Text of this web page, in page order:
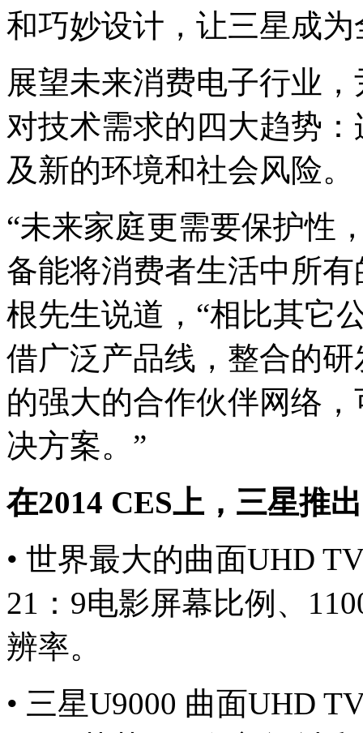
和巧妙设计，让三星成
展望未来消费电子行业
对技术需求的四大趋势
及新的环境和社会风险。
“未来家庭更需要保护性
备能将消费者生活中所
根先生说道，“相比其它
借广泛产品线，整合的
的强大的合作伙伴网络
决方案。”
在2014 CES上，三星推
• 世界最大的曲面UHD
21：9电影屏幕比例、
辨率。
• 三星U9000 曲面UHD